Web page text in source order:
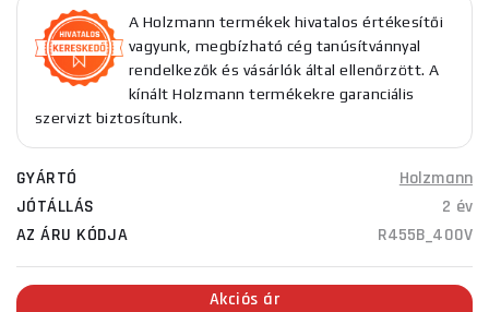
A Holzmann termékek hivatalos értékesítői
vagyunk, megbízható cég tanúsítvánnyal
rendelkezők és vásárlók által ellenőrzött. A
kínált Holzmann termékekre garanciális
szervizt biztosítunk.
GYÁRTÓ
Holzmann
JÓTÁLLÁS
2 év
AZ ÁRU KÓDJA
R455B_400V
Akciós ár